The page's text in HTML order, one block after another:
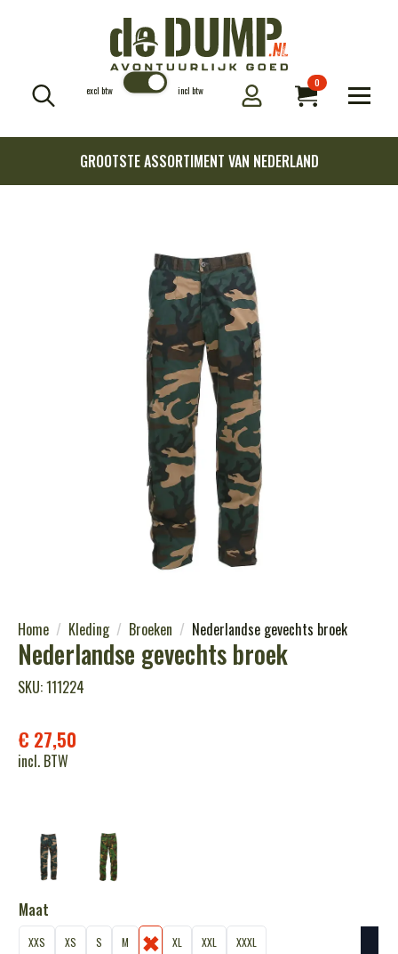
excl btw incl btw
0
GROOTSTE ASSORTIMENT VAN NEDERLAND
Home Kleding Broeken Nederlandse gevechts broek
Nederlandse gevechts broek
SKU: 111224
€ 27,50
incl. BTW
Maat
XXS XS S M L XL XXL XXXL